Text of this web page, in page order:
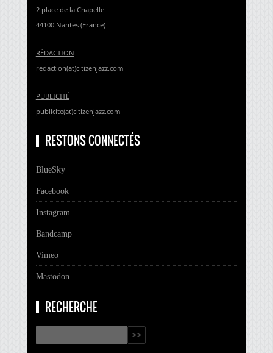
2 place de la Chapelle
44100 Nantes (France)
RÉDACTION
redaction(at)citizenjazz.com
PUBLICITÉ
publicite(at)citizenjazz.com
RESTONS CONNECTÉS
BlueSky
Facebook
Instagram
Bandcamp
Vimeo
Mastodon
RECHERCHE